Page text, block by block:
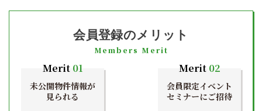
会員登録のメリット
Members Merit
Merit01
未公開物件情報が
見られる
Merit02
会員限定イベント
セミナーにご招待